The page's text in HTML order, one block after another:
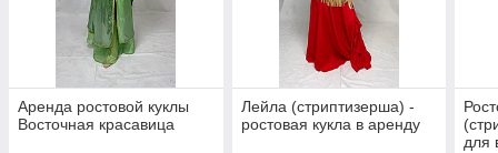
Аренда ростовой куклы
Восточная красавица
Лейла (стриптизерша) -
ростовая кукла в аренду
для